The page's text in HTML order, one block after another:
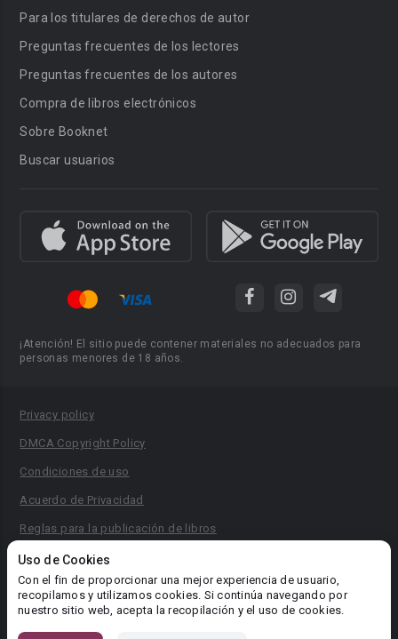
Uso de Cookies
Con el fin de proporcionar una mejor experiencia de usuario,
recopilamos y utilizamos cookies. Si continúa navegando por
nuestro sitio web, acepta la recopilación y el uso de cookies.
Para los titulares de derechos de autor
Preguntas frecuentes de los lectores
Preguntas frecuentes de los autores
Compra de libros electrónicos
Sobre Booknet
Buscar usuarios
¡Atención! El sitio puede contener materiales no adecuados para
personas menores de 18 años.
Privacy policy
DMCA Copyright Policy
Condiciones de uso
Acuerdo de Privacidad
Reglas para la publicación de libros
Área RR.PP.: pr@booknet.com
© 2026 Booknet. Todos los derechos reservados.